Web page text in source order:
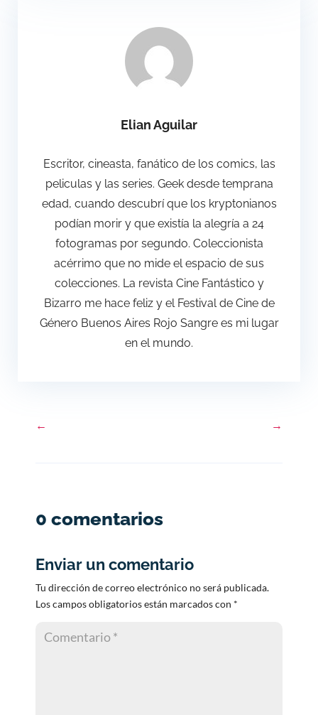
Elian Aguilar
Escritor, cineasta, fanático de los comics, las
peliculas y las series. Geek desde temprana
edad, cuando descubrí que los kryptonianos
podían morir y que existía la alegría a 24
fotogramas por segundo. Coleccionista
acérrimo que no mide el espacio de sus
colecciones. La revista Cine Fantástico y
Bizarro me hace feliz y el Festival de Cine de
Género Buenos Aires Rojo Sangre es mi lugar
en el mundo.
← →
0 comentarios
Enviar un comentario
Tu dirección de correo electrónico no será publicada.
Los campos obligatorios están marcados con *